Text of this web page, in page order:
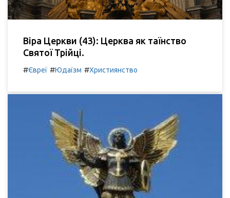
Віра Церкви (43): Церква як таїнство
Святої Трійці.
#Євреї #Юдаїзм #Християнство